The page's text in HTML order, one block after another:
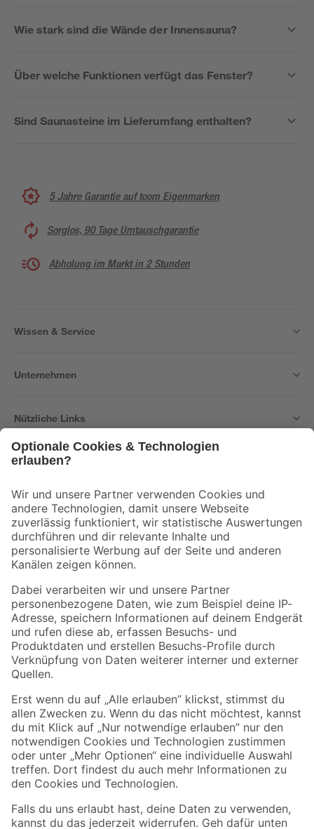
Wie stark sind die Wände der Innensauna?
Über welche Funktionen verfügt das Fenster?
Sind Saunasteine im Lieferumfang enthalten?
5 Jahre Garantie auf toom Eigenmarken
Sorglos, 90 Tage Umtauschgarantie
Abholung im Markt in 2 Stunden
Wissen & Service
Unternehmen
Nützliche Links
Der toom Newsletter: Keine Angebote und Aktionen mehr verpassen!
Zur Newsletter Anmeldung
Folge uns
Zahlungsarten Versandarten
Sicher einkaufen
Jetzt die toom-App herunterladen
Alle Preisangaben in EUR inkl. gesetzl. MwSt.. Die dargestellten Angebote sind unter